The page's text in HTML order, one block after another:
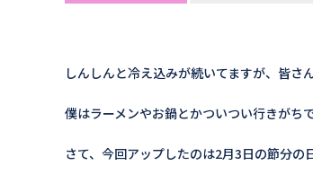
しんしんと冷え込みが続いてますが、皆さ
僕はラーメンやお鍋とかついつい行きがち
さて、今回アップしたのは2月3日の節分の